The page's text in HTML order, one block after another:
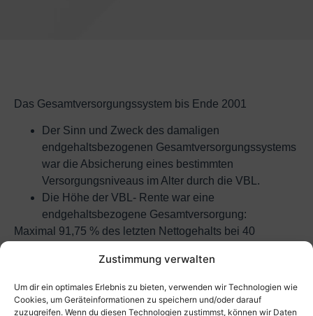
Zustimmung verwalten
Um dir ein optimales Erlebnis zu bieten, verwenden wir Technologien wie
Cookies, um Geräteinformationen zu speichern und/oder darauf
zuzugreifen. Wenn du diesen Technologien zustimmst, können wir Daten
Das Gesamtversorgungssystem bis Ende 2001
Der Sinn und Zweck des damaligen
endgehaltsbezogenen Gesamtversorgungssystems
war die Absicherung eines bestimmten
Versorgungsniveaus im Alter durch die VBL.
Die Höhe der VBL- Rente war eine
endgehaltsbezogene Gesamtversorgung:
Maximal 91,75 % des letzten Nettogehalts bei 40
den letzten drei Jahren vor Rentenbeginn),